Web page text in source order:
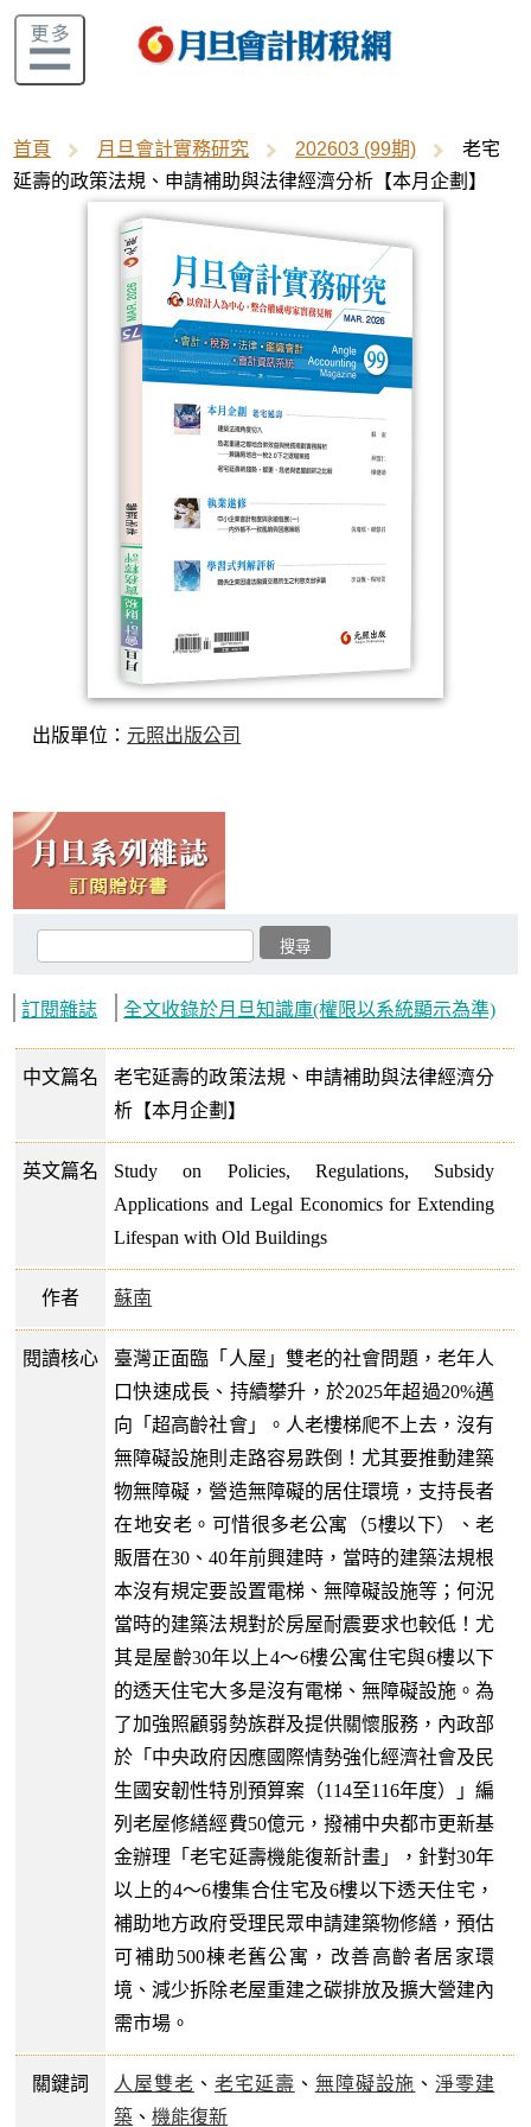
首頁 月旦會計實務研究 202603 (99期)
老宅
延壽的政策法規、申請補助與法律經濟分析【本月企劃】
出版單位： 元照出版公司
訂閱雜誌 全文收錄於月旦知識庫(權限以系統顯示為準)
中文篇名
老宅延壽的政策法規、申請補助與法律經濟分
析【本月企劃】
英文篇名
Study on Policies, Regulations, Subsidy
Applications and Legal Economics for Extending
Lifespan with Old Buildings
作者 蘇南
閱讀核心
臺灣正面臨「人屋」雙老的社會問題，老年人
口快速成長、持續攀升，於2025年超過20%邁
向「超高齡社會」。人老樓梯爬不上去，沒有
無障礙設施則走路容易跌倒！尤其要推動建築
物無障礙，營造無障礙的居住環境，支持長者
在地安老。可惜很多老公寓（5樓以下）、老
販厝在30、40年前興建時，當時的建築法規根
本沒有規定要設置電梯、無障礙設施等；何況
當時的建築法規對於房屋耐震要求也較低！尤
其是屋齡30年以上4～6樓公寓住宅與6樓以下
的透天住宅大多是沒有電梯、無障礙設施。為
了加強照顧弱勢族群及提供關懷服務，內政部
於「中央政府因應國際情勢強化經濟社會及民
生國安韌性特別預算案（114至116年度）」編
列老屋修繕經費50億元，撥補中央都市更新基
金辦理「老宅延壽機能復新計畫」，針對30年
以上的4～6樓集合住宅及6樓以下透天住宅，
補助地方政府受理民眾申請建築物修繕，預估
可補助500棟老舊公寓，改善高齡者居家環
境、減少拆除老屋重建之碳排放及擴大營建內
需市場。
關鍵詞 人屋雙老 、 老宅延壽 、 無障礙設施 、淨零建
築 、機能復新